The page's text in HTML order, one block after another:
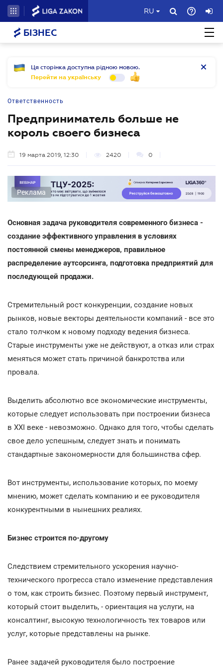
RU
БІЗНЕС
Ця сторінка доступна рідною мовою.
Перейти на українську
Ответственность
Предприниматель больше не
король своего бизнеса
19 марта 2019, 12:30 2420 0
Реклама
Основная задача руководителя современного бизнеса -
создание эффективного управления в условиях
постоянной смены менеджеров, правильное
распределение аутсорсинга, подготовка предприятий для
последующей продажи.
Стремительный рост конкуренции, создание новых
рынков, новые векторы деятельности компаний - все это
стало толчком к новому подходу ведения бизнеса.
Старые инструменты уже не действуют, а отказ или страх
меняться может стать причиной банкротства или
провала.
Выделить абсолютно все экономические инструменты,
которые следует использовать при построении бизнеса
в XXI веке - невозможно. Однако для того, чтобы сделать
свое дело успешным, следует знать и понимать
стандартные закономерности для большинства сфер.
Вот инструменты, использование которых, по моему
мнению, может сделать компанию и ее руководителя
конкурентными в нынешних реалиях.
Бизнес строится по-другому
Следствием стремительного ускорения научно-
технического прогресса стало изменение представления
о том, как строить бизнес. Поэтому первый инструмент,
который стоит выделить, - ориентация на услуги, на
консалтинг, высокую технологичность тех товаров или
услуг, которые представлены на рынке.
Ранее задачей руководителя было построение